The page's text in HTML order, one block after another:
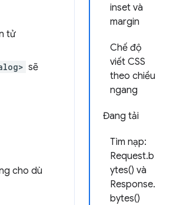
inset và
margin
Chế độ
viết CSS
theo chiều
ngang
Đang tải
Tìm nạp:
Request.b
ytes() và
Response.
bytes()
tử
sẽ
cho dù